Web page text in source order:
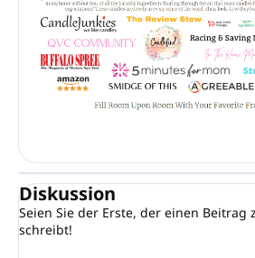
Diskussion
Seien Sie der Erste, der einen Beitrag
schreibt!